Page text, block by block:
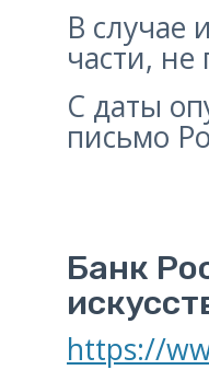
В случае
части,
С даты
письмо
Банк
https://